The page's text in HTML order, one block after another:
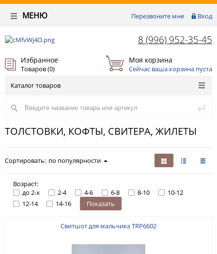
Перезвоните мне Вход
МЕНЮ
8 (996) 952-35-45
Избранное
Товаров (0)
Моя корзина
Сейчас ваша корзина пуста
Каталог товаров
ТОЛСТОВКИ, КОФТЫ, СВИТЕРА, ЖИЛЕТЫ
Сортировать: по популярности
Возраст:
до 2-х
2-4 4-6 6-8 8-10
10-12
12-14
14-16 Показать
Свитшот для мальчика TRP6602